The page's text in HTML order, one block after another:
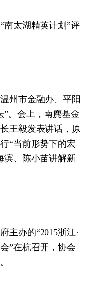
南太湖精英计划”评
州市金融办、平阳
”。会上，南麂基金
王毅发表讲话，原
“当前形势下的宏
滨、陈小苗讲解新
主办的“2015浙江·
”在杭召开，协会